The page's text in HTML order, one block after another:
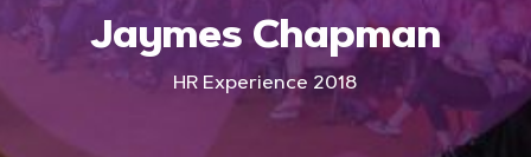
Jaymes Chapman
HR Experience 2018